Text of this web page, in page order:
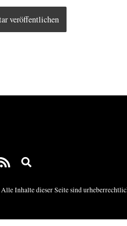
Inhalte dieser Seite sind